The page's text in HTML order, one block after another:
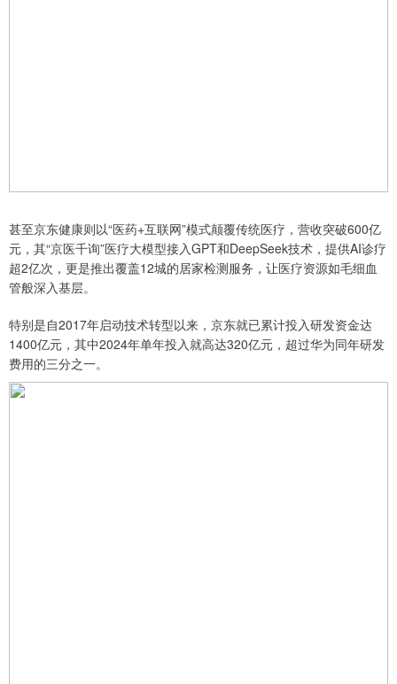
甚至京东健康则以“医药+互联网”模式颠覆传统医疗，营收突破600亿
元，其“京医千询”医疗大模型接入GPT和DeepSeek技术，提供AI诊疗
超2亿次，更是推出覆盖12城的居家检测服务，让医疗资源如毛细血
管般深入基层。
特别是自2017年启动技术转型以来，京东就已累计投入研发资金达
1400亿元，其中2024年单年投入就高达320亿元，超过华为同年研发
费用的三分之一。